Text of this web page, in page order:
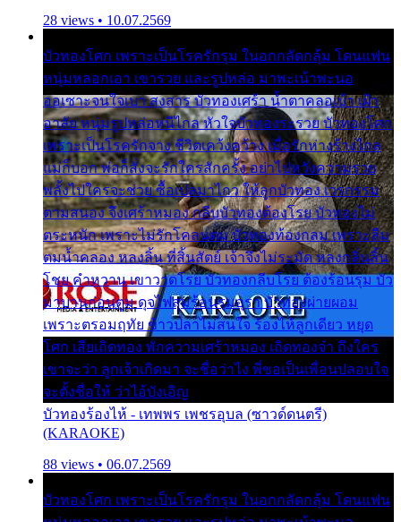
28 views • 10.07.2569
บัวทองโศก เพราะเป็นโรครักรุม ในอกกลัดกลุ้ม โดนแฟน
หนุ่มหลอกเอา เขารวย และรูปหล่อ มาพะเน้าพะนอ
ออเซาะจนใจเบา สงสาร บัวทองเศร้า น้ำตาคลอเบ้า เฝ้า
อาลัย หนุ่มรูปหล่อหนีไกล หัวใจบัวทองระรวย บัวทองโศก
เพราะเป็นโรครักจาง ชีวิตเคว้งคว้าง เมื่อรักห่างร้างไกล
แม่ก็บอก พ่อก็สั่งจะรักใครสักครั้ง อย่าไปหวังความรวย
พลั้งไปใครจะช่วย ซื้อเปลมาไกว ให้ลูกบัวทอง เวรกรรม
ตามสนอง จึงเศร้าหมอง กลีบบัวทองต้องโรย บัวทองไม่
ตระหนัก เพราะไม่รักโคลนตม บัวทองท้องกลม เพราะลืม
ตมน้ำคลอง หลงลิ้น ที่สิ้นสัตย์ เจ้าจึงไม่ระมัด หลงกลิ่นลิ้น
โชย คำหวาน เขาวาดโรย บัวทองกลีบโรย ต้องร้อนรุม บัว
มาบานก่อนตูม ดุจไฟสุมร้อนรุมอุรา บัวทองผ่ายผอม
เพราะตรอมฤทัย ข้าวปลาไม่สนใจ ร้องไห้ลูกเดียว หยุด
โศก เสียเถิดทอง พักความเศร้าหมอง เถิดทองจ๋า ถึงใคร
เขาจะว่า ลูกเจ้าเกิดมา จะชื่อว่าไง พี่ขอเป็นเพื่อนปลอบใจ
จะตั้งชื่อให้ ว่าไอ้บังเอิญ
บัวทองร้องไห้ - เทพพร เพชรอุบล (ซาวด์ดนตรี)
(KARAOKE)
88 views • 06.07.2569
บัวทองโศก เพราะเป็นโรครักรุม ในอกกลัดกลุ้ม โดนแฟน